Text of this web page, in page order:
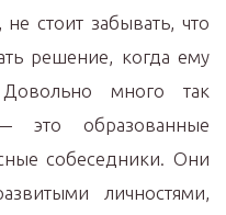
стоит забывать, что
решение, когда ему
Довольно много так
это образованные
собеседники. Они
личностями,